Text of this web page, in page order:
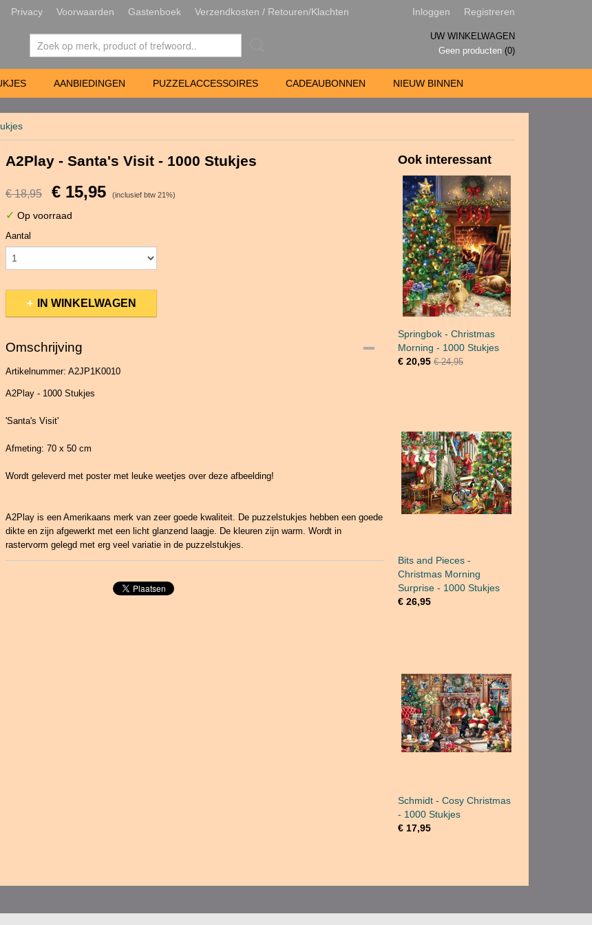
Privacy Voorwaarden Gastenboek Verzendkosten / Retouren/Klachten Inloggen Registreren
UW WINKELWAGEN
Geen producten (0)
AANBIEDINGEN PUZZELACCESSOIRES CADEAUBONNEN NIEUW BINNEN
A2Play - Santa's Visit - 1000 Stukjes
€ 18,95 € 15,95 (inclusief btw 21%)
✓ Op voorraad
Aantal
IN WINKELWAGEN
Omschrijving
Artikelnummer: A2JP1K0010
A2Play - 1000 Stukjes
'Santa's Visit'
Afmeting: 70 x 50 cm
Wordt geleverd met poster met leuke weetjes over deze afbeelding!
A2Play is een Amerikaans merk van zeer goede kwaliteit. De puzzelstukjes hebben een goede
dikte en zijn afgewerkt met een licht glanzend laagje. De kleuren zijn warm. Wordt in
rastervorm gelegd met erg veel variatie in de puzzelstukjes.
Ook interessant
Springbok - Christmas
Morning - 1000 Stukjes
€ 20,95 € 24,95
Bits and Pieces -
Christmas Morning
Surprise - 1000 Stukjes
€ 26,95
Schmidt - Cosy Christmas
- 1000 Stukjes
€ 17,95